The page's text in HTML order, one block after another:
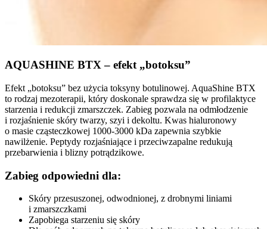
AQUASHINE BTX – efekt „botoksu”
Efekt „botoksu” bez użycia toksyny botulinowej. AquaShine BTX
to rodzaj mezoterapii, który doskonale sprawdza się w profilaktyce
starzenia i redukcji zmarszczek. Zabieg pozwala na odmłodzenie
i rozjaśnienie skóry twarzy, szyi i dekoltu. Kwas hialuronowy
o masie cząsteczkowej 1000-3000 kDa zapewnia szybkie
nawilżenie. Peptydy rozjaśniające i przeciwzapalne redukują
przebarwienia i blizny potrądzikowe.
Zabieg odpowiedni dla:
Skóry przesuszonej, odwodnionej, z drobnymi liniami
i zmarszczkami
Zapobiega starzeniu się skóry